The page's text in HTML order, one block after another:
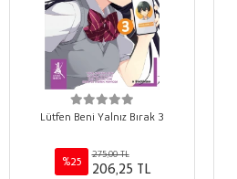
Lütfen Beni Yalnız Bırak 3
%25
275,00 TL
206,25 TL